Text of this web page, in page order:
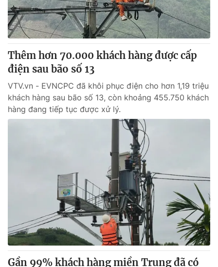
Thêm hơn 70.000 khách hàng được cấp
điện sau bão số 13
VTV.vn - EVNCPC đã khôi phục điện cho hơn 1,19 triệu
khách hàng sau bão số 13, còn khoảng 455.750 khách
hàng đang tiếp tục được xử lý.
Gần 99% khách hàng miền Trung đã có